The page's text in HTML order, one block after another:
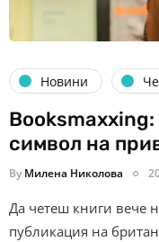
Новини
символ на
By Милена Николова
Да четеш книги вече
публикация на